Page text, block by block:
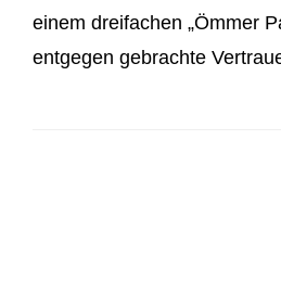
einem dreifachen „Ömmer
entgegen gebrachte